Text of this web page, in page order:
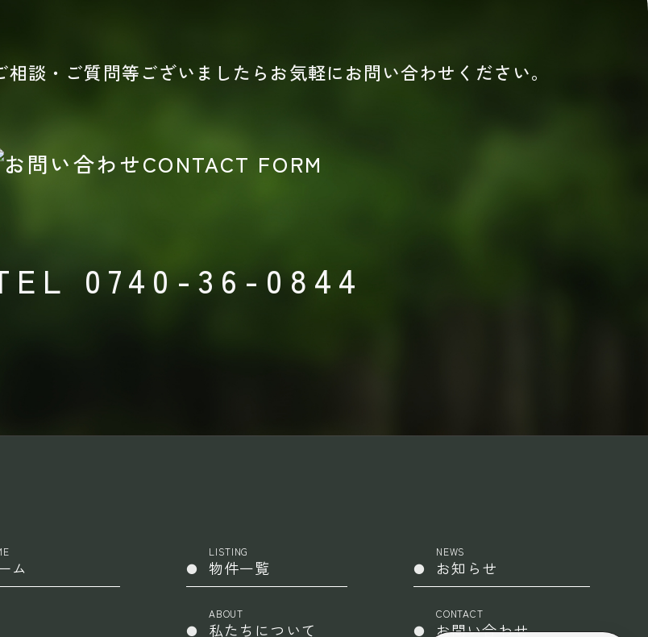
相談・ご質問等ございましたら お気軽にお問い合わせください。
CONTACT FORM
0740-36-0844
ム
LISTING
物件一覧
ABOUT
私たちについて
NEWS
お知らせ
CONTACT
お問い合わせ